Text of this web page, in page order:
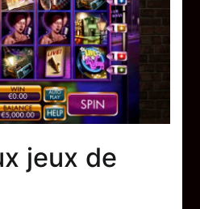
jeux de